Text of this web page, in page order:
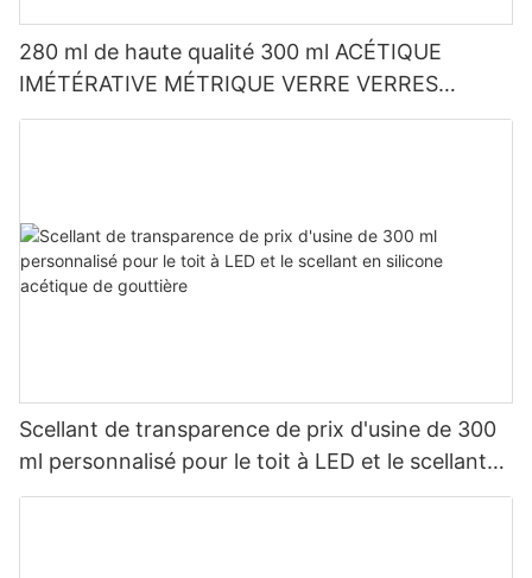
280 ml de haute qualité 300 ml ACÉTIQUE
IMÉTÉRATIVE MÉTRIQUE VERRE VERRES
SILICONE SECHER
Scellant de transparence de prix d'usine de 300
ml personnalisé pour le toit à LED et le scellant
en silicone acétique de gouttière